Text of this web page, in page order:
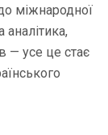
міжнародної
аналітика,
— усе це стає